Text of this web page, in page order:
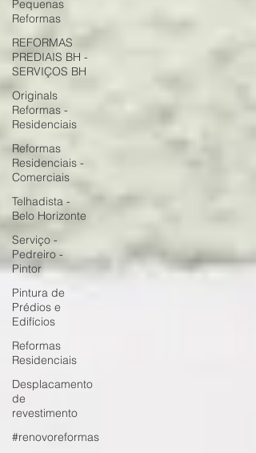
Pequenas
Reformas
REFORMAS
PREDIAIS BH -
SERVIÇOS BH
Originals
Reformas -
Residenciais
Reformas
Residenciais -
Comerciais
Telhadista -
Belo Horizonte
Serviço -
Pedreiro -
Pintor
Pintura de
Prédios e
Edifícios
Reformas
Residenciais
Desplacamento
de
revestimento
#renovoreformas